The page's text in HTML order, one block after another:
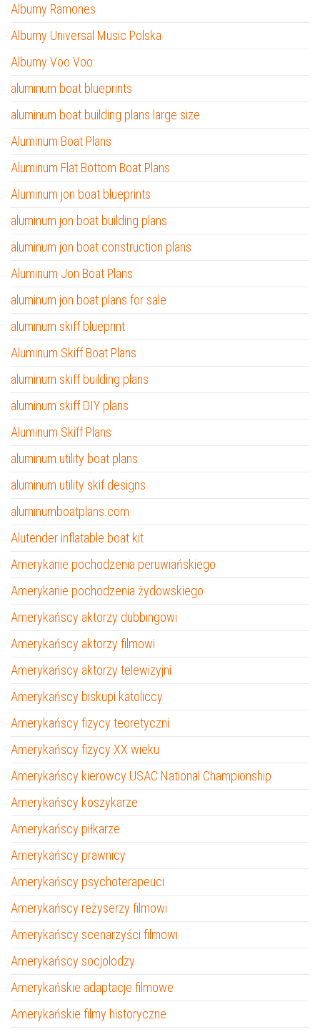
Albumy Ramones
Albumy Universal Music Polska
Albumy Voo Voo
aluminum boat blueprints
aluminum boat building plans large size
Aluminum Boat Plans
Aluminum Flat Bottom Boat Plans
Aluminum jon boat blueprints
aluminum jon boat building plans
aluminum jon boat construction plans
Aluminum Jon Boat Plans
aluminum jon boat plans for sale
aluminum skiff blueprint
Aluminum Skiff Boat Plans
aluminum skiff building plans
aluminum skiff DIY plans
Aluminum Skiff Plans
aluminum utility boat plans
aluminum utility skif designs
aluminumboatplans.com
Alutender inflatable boat kit
Amerykanie pochodzenia peruwiańskiego
Amerykanie pochodzenia żydowskiego
Amerykańscy aktorzy dubbingowi
Amerykańscy aktorzy filmowi
Amerykańscy aktorzy telewizyjni
Amerykańscy biskupi katoliccy
Amerykańscy fizycy teoretyczni
Amerykańscy fizycy XX wieku
Amerykańscy kierowcy USAC National Championship
Amerykańscy koszykarze
Amerykańscy piłkarze
Amerykańscy prawnicy
Amerykańscy psychoterapeuci
Amerykańscy reżyserzy filmowi
Amerykańscy scenarzyści filmowi
Amerykańscy socjolodzy
Amerykańskie adaptacje filmowe
Amerykańskie filmy historyczne